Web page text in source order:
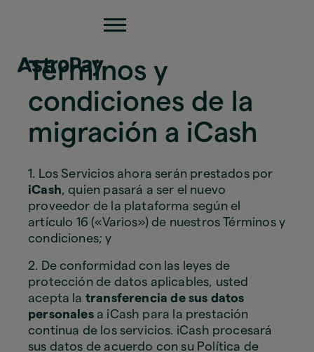
Términos y
condiciones de la
migración a iCash
1. Los Servicios ahora serán prestados por
iCash, quien pasará a ser el nuevo
proveedor de la plataforma según el
artículo 16 («Varios») de nuestros Términos y
condiciones; y
2. De conformidad con las leyes de
protección de datos aplicables, usted
acepta la transferencia de sus datos
personalesa iCash para la prestación
continua de los servicios. iCash procesará
sus datos de acuerdo con su Política de